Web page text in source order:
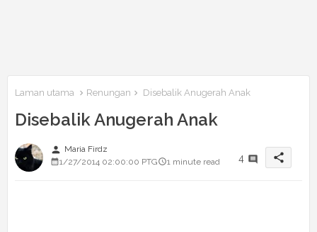
Laman utama Renungan Disebalik Anugerah Anak
Disebalik Anugerah Anak
person Maria Firdz
1/27/2014 02:00:00 PTG
1 minute read 4 share